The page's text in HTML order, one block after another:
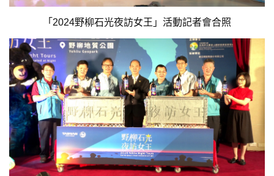
「2024野柳石光夜訪女王」活動記者會合照